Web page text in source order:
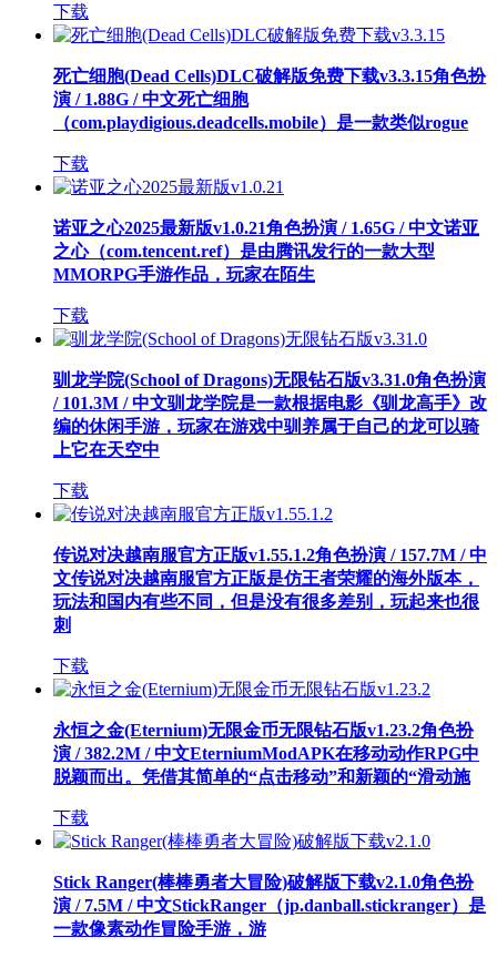
下载
死亡细胞(Dead Cells)DLC破解版免费下载v3.3.15角色扮
演 / 1.88G / 中文死亡细胞
（com.playdigious.deadcells.mobile）是一款类似rogue
下载
诺亚之心2025最新版v1.0.21角色扮演 / 1.65G / 中文诺亚
之心（com.tencent.ref）是由腾讯发行的一款大型
MMORPG手游作品，玩家在陌生
下载
驯龙学院(School of Dragons)无限钻石版v3.31.0角色扮演
/ 101.3M / 中文驯龙学院是一款根据电影《驯龙高手》改
编的休闲手游，玩家在游戏中驯养属于自己的龙可以骑
上它在天空中
下载
传说对决越南服官方正版v1.55.1.2角色扮演 / 157.7M / 中
文传说对决越南服官方正版是仿王者荣耀的海外版本，
玩法和国内有些不同，但是没有很多差别，玩起来也很
刺
下载
永恒之金(Eternium)无限金币无限钻石版v1.23.2角色扮
演 / 382.2M / 中文EterniumModAPK在移动动作RPG中
脱颖而出。凭借其简单的“点击移动”和新颖的“滑动施
下载
Stick Ranger(棒棒勇者大冒险)破解版下载v2.1.0角色扮
演 / 7.5M / 中文StickRanger（jp.danball.stickranger）是
一款像素动作冒险手游，游